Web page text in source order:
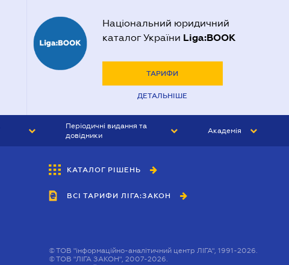
Національний юридичний
каталог України Liga:BOOK
ТАРИФИ
ДЕТАЛЬНІШЕ
Періодичні видання та
довідники
БУХГАЛТЕР&ЗАКОН
ВІСНИК МСФЗ
Академія
КАТАЛОГ РІШЕНЬ
ВСІ ТАРИФИ ЛІГА:ЗАКОН
©ТОВ "інформаційно-аналітичний центр ЛІГА", 1991-2026.
©ТОВ "ЛІГА ЗАКОН", 2007-2026.